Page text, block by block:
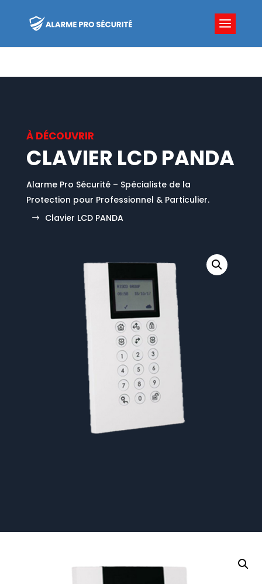
À DÉCOUVRIR
CLAVIER LCD PANDA
Alarme Pro Sécurité – Spécialiste de la
Protection pour Professionnel & Particulier.
$ Clavier LCD PANDA